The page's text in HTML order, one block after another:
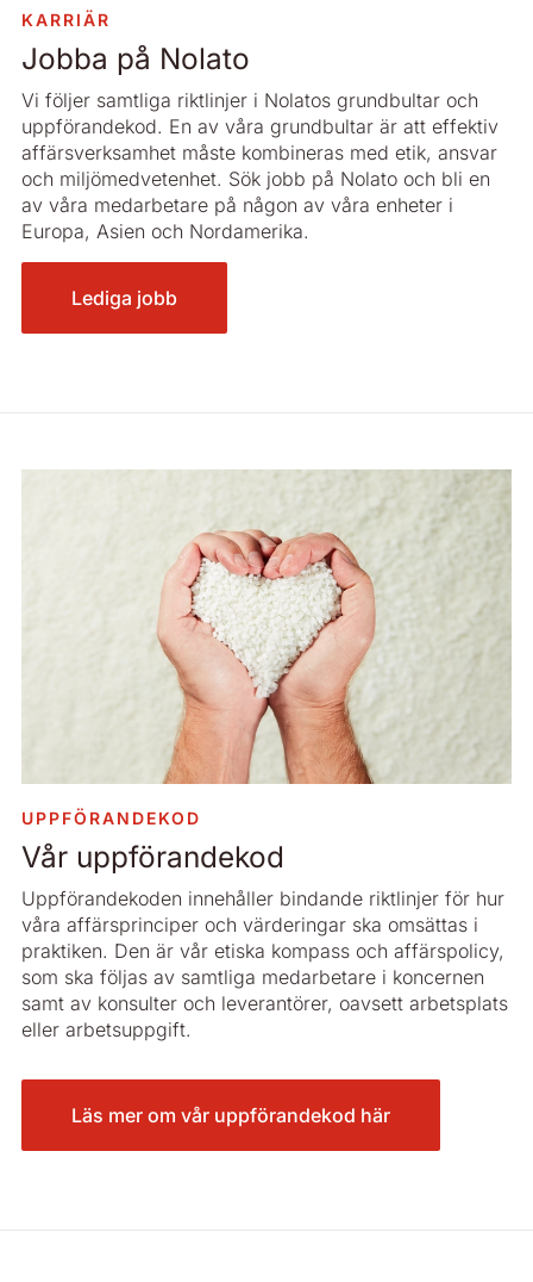
delegering av ansvar och befogenheter skapar vi goda
medarbetare möjlighet att utvecklas utifrån sina egna
och företagets förutsättningar och mål.
KARRIÄR
Jobba på Nolato
Vi följer samtliga riktlinjer i Nolatos grundbultar och
uppförandekod. En av våra grundbultar är att effektiv
affärsverksamhet måste kombineras med etik, ansvar
och miljömedvetenhet. Sök jobb på Nolato och bli en
av våra medarbetare på någon av våra enheter i
Europa, Asien och Nordamerika.
Lediga jobb
UPPFÖRANDEKOD
Vår uppförandekod
Uppförandekoden innehåller bindande riktlinjer för hur
våra affärsprinciper och värderingar ska omsättas i
praktiken. Den är vår etiska kompass och affärspolicy,
som ska följas av samtliga medarbetare i koncernen
samt av konsulter och leverantörer, oavsett arbetsplats
eller arbetsuppgift.
Läs mer om vår uppförandekod här